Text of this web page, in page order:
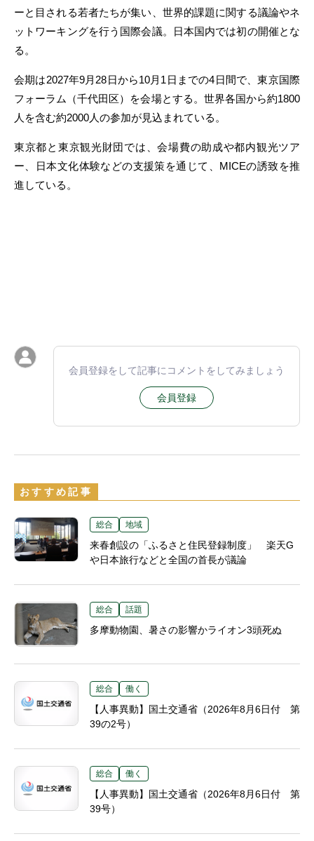
ーと目される若者たちが集い、世界的課題に関する議論やネ
ットワーキングを行う国際会議。日本国内では初の開催とな
る。
会期は2027年9月28日から10月1日までの4日間で、東京国際
フォーラム（千代田区）を会場とする。世界各国から約1800
人を含む約2000人の参加が見込まれている。
東京都と東京観光財団では、会場費の助成や都内観光ツア
ー、日本文化体験などの支援策を通じて、MICEの誘致を推
進している。
会員登録をして記事にコメントをしてみましょう
会員登録
おすすめ記事
総合 地域
来春創設の「ふるさと住民登録制度」 楽天G
や日本旅行などと全国の首長が議論
総合 話題
多摩動物園、暑さの影響かライオン3頭死ぬ
総合 働く
【人事異動】国土交通省（2026年8月6日付 第
39の2号）
総合 働く
【人事異動】国土交通省（2026年8月6日付 第
39号）